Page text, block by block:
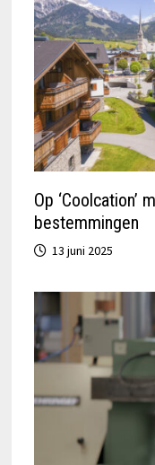
Op ‘Coolcation’
bestemmingen
13 juni 2025